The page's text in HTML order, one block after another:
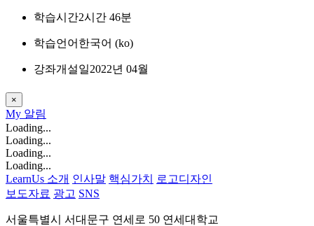
학습시간2시간 46분
학습언어 한국어 ‎(ko)‎
강좌개설일2022년 04월
×
My 알림
Loading...
Loading...
Loading...
Loading...
LearnUs 소개 인사말 핵심가치
로고디자인
보도자료 광고 SNS
서울특별시 서대문구 연세로 50 연세대학교